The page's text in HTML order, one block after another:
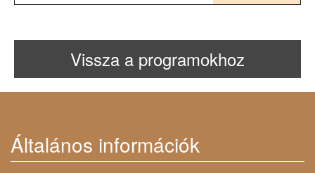
Vissza a programokhoz
Általános információk